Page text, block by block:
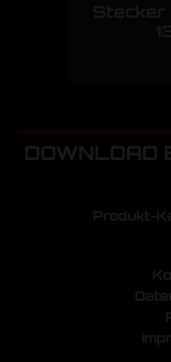
DOWNLOAD
Produkt-